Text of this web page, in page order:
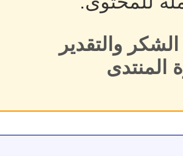
والتقدير
المنتدى